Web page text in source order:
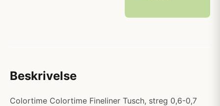
Beskrivelse
Colortime Colortime Fineliner Tusch, streg 0,6-0,7